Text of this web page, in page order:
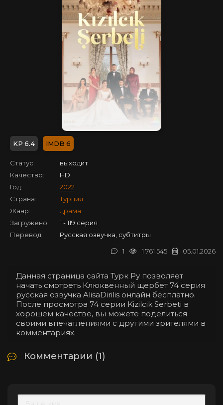
6.4 6
Статус:
выходит
Качество:
HD
Год:
2022
Страна:
Турция
Жанр:
драма
Загружено:
1 - 119 серия
Перевод:
Русская озвучка, субтитры
05.01.2026
1 761 545
1
Данная страница сайта Турк Ру позволяет
начать смотреть Клюквенный щербет 74 серия
русская озвучка AlisaDirilis онлайн бесплатно.
После просмотра 74 серии Kizilcik Serbeti в
хорошем качестве, вы можете поделиться
своими впечатлениями с другими зрителями в
комментариях.
Комментарии (1)